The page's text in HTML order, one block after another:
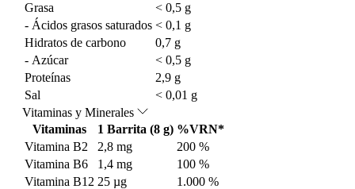
Grasa
< 0,5 g
- Ácidos grasos saturados < 0,1 g
Hidratos de carbono
0,7 g
- Azúcar
< 0,5 g
Proteínas
2,9 g
Sal
< 0,01 g
Vitaminas y Minerales
Vitaminas
1 Barrita (8 g) %VRN*
Vitamina B2
2,8 mg
200 %
Vitamina B6
1,4 mg
100 %
Vitamina B12 25 µg
1.000 %